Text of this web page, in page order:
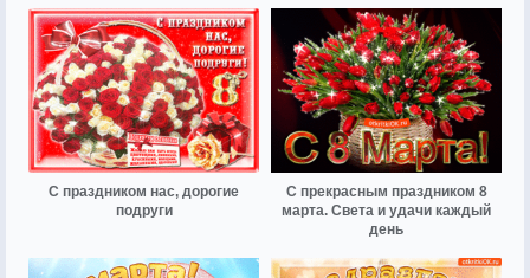
С праздником нас, дорогие
подруги
С прекрасным праздником 8
марта. Света и удачи каждый
день